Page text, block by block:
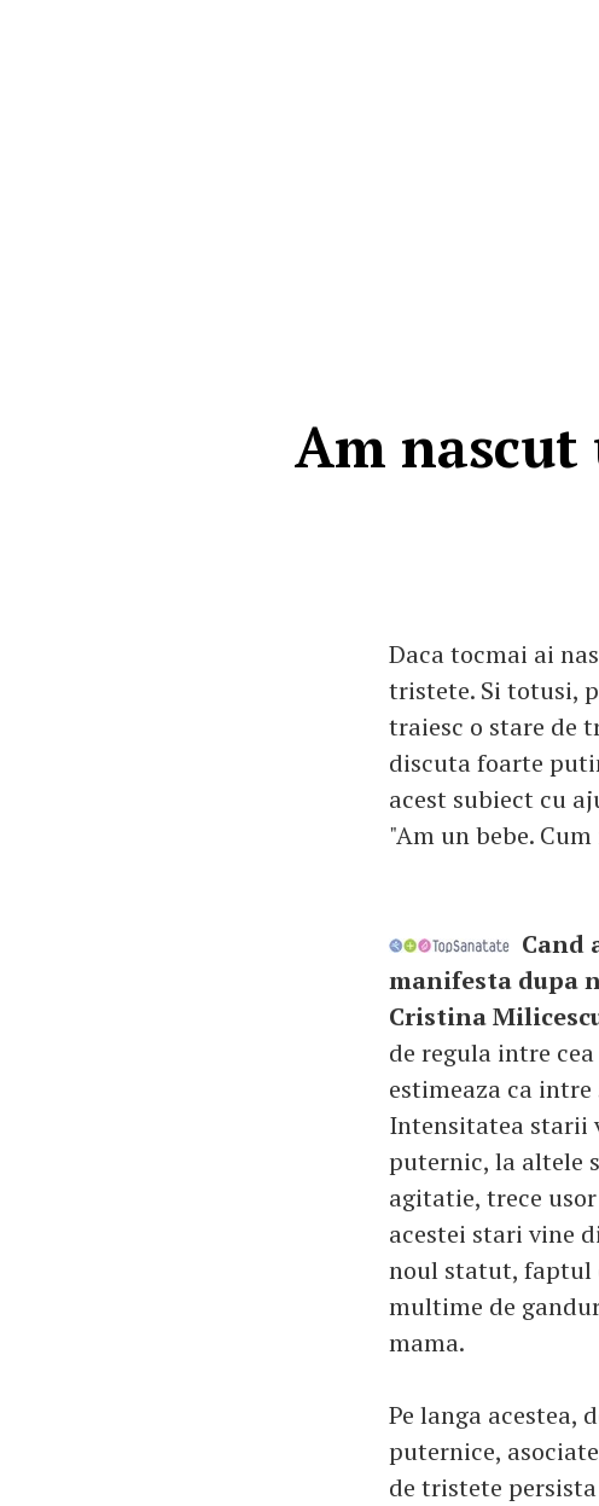
Am nascut
Daca tocmai ai
tristete. Si totusi,
traiesc o stare de
discuta foarte
acest subiect cu
"Am un bebe.
Cand
manifesta dupa
Cristina
de regula intre
estimeaza ca
Intensitatea starii
puternic, la altele
agitatie, trece
acestei stari vine
noul statut, faptul
multime de
mama.
Pe langa acestea,
puternice,
de tristete